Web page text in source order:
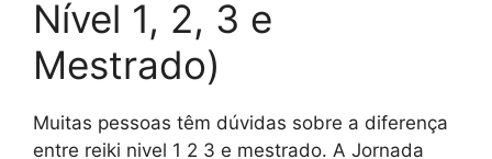
Nível 1, 2, 3 e
Mestrado)
Muitas pessoas têm dúvidas sobre a diferença
entre reiki nivel 1 2 3 e mestrado. A Jornada